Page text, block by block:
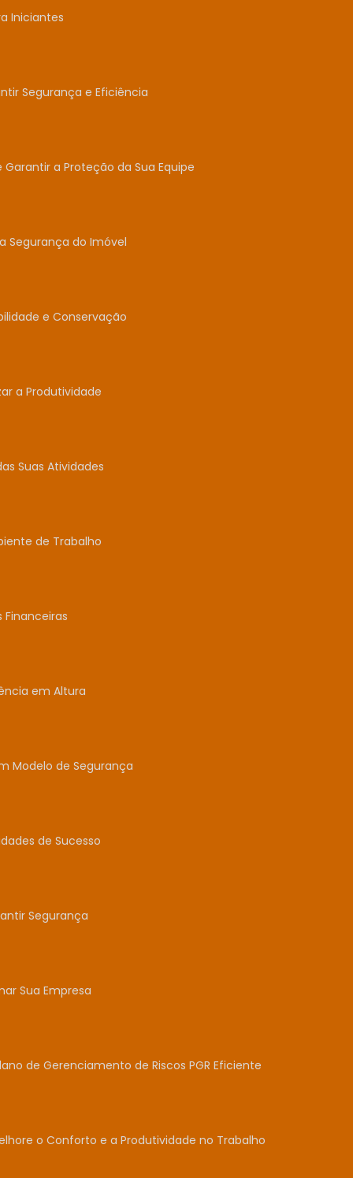
Iniciantes
Segurança e Eficiência
a Proteção da Sua Equipe
Segurança do Imóvel
e Conservação
a Produtividade
Suas Atividades
de Trabalho
Financeiras
em Altura
Modelo de Segurança
de Sucesso
Segurança
Sua Empresa
de Gerenciamento de Riscos PGR Eficiente
o Conforto e a Produtividade no Trabalho